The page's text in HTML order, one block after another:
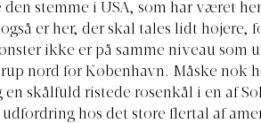
stemme i USA, som har været
er her, der skal tales lidt højere,
ikke er på samme niveau som
nord for København. Måske nok
skålfuld ristede rosenkål i en af
hos det store flertal af